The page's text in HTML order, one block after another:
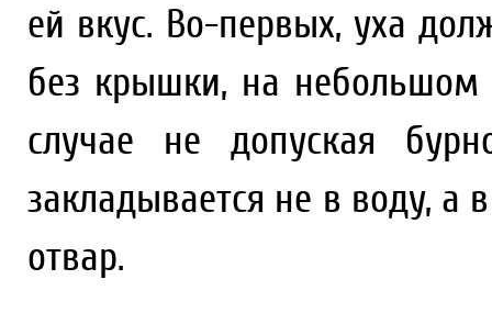
ей вкус. Во-первых, уха
без крышки, на
случае не допуская
закладывается не в воду,
отвар.